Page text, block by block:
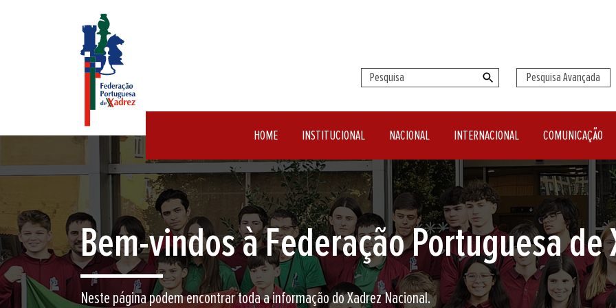
Pesquisa Avançada
HOME INSTITUCIONAL NACIONAL INTERNACIONAL COMUNICAÇÃO
Encontre aqui o seu clube de Xadrez
Junte-se a nós neste jogo milenar